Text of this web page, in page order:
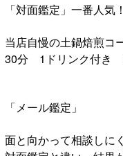
「対面鑑定」一番人気！
当店自慢の土鍋焙煎コ
30分 1ドリンク付き
「メール鑑定」
面と向かって相談しに